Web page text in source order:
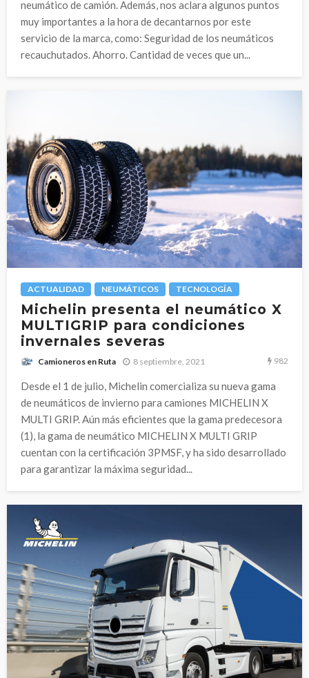
neumático de camión. Además, nos aclara algunos puntos
muy importantes a la hora de decantarnos por este
servicio de la marca, como: Seguridad de los neumáticos
recauchutados. Ahorro. Cantidad de veces que un...
ACTUALIDAD NEUMÁTICOS TECNOLOGÍA
Michelin presenta el neumático X
MULTIGRIP para condiciones
invernales severas
Camioneros en Ruta 8 septiembre, 2021 982
Desde el 1 de julio, Michelin comercializa su nueva gama
de neumáticos de invierno para camiones MICHELIN X
MULTI GRIP. Aún más eficientes que la gama predecesora
(1), la gama de neumático MICHELIN X MULTI GRIP
cuentan con la certificación 3PMSF, y ha sido desarrollado
para garantizar la máxima seguridad...